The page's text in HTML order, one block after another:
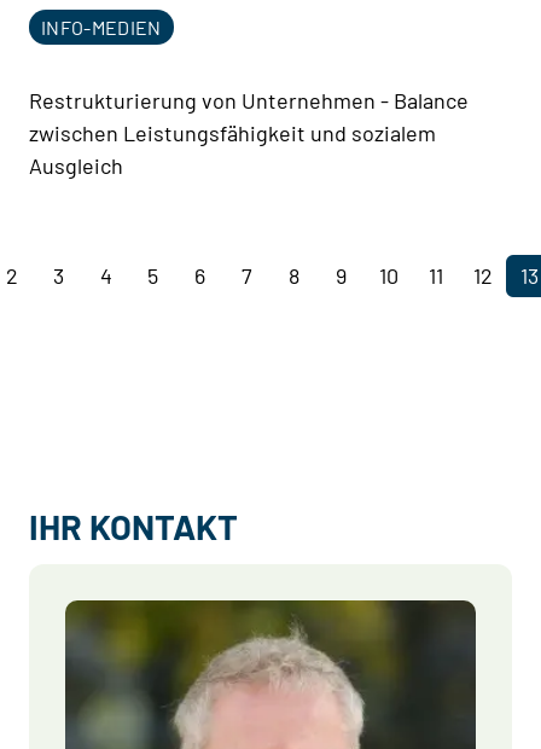
INFO-MEDIEN
Restrukturierung von Unternehmen - Balance
zwischen Leistungsfähigkeit und sozialem
Ausgleich
2 3 4 5 6 7 8 9 10 11 12 13
IHR KONTAKT